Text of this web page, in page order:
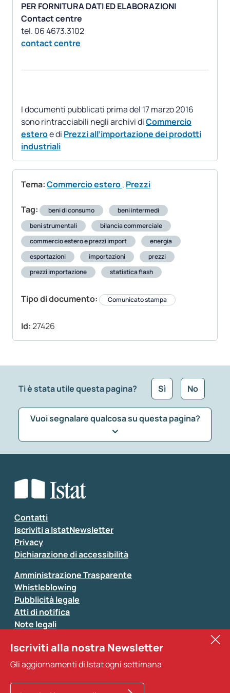
PER FORNITURA DATI ED ELABORAZIONI
Contact centre
contact centre
I documenti pubblicati prima del 17 marzo 2016
sono rintracciabili negli archivi diCommercio
esteroe di Prezzi all’importazione dei prodotti
industriali
Tema:Commercio estero, Prezzi
Tag: beni di consumo
beni intermedi
beni strumentali
bilancia commerciale
commercio estero e prezzi import
energia
esportazioni
importazioni
prezzi
prezzi importazione
statistica flash
Tipo di documento: Comunicato stampa
Id:27426
Ti è stata utile questa pagina? Sì No
Vuoi segnalare qualcosa su questa pagina?
Seleziona la tipologia della segnalazione
Inserisci il tuo commento
Si prega di non fornire dati di natura personale (ad
esempio dati di contatto). Per ogni altra comunicazione
Contatti
Iscriviti a IstatNewsletter
Privacy
Dichiarazione di accessibilità
Amministrazione Trasparente
Whistleblowing
Pubblicità legale
Atti di notifica
Note legali
Sistan
Altri servizi
Iscriviti alla nostra Newsletter
Gli aggiornamenti di Istat ogni settimana